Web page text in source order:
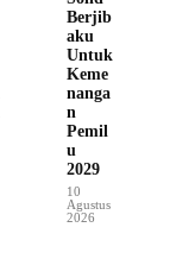
Berjib
aku
Untuk
Keme
nanga
n
Pemil
u
2029
10
Agustus
2026